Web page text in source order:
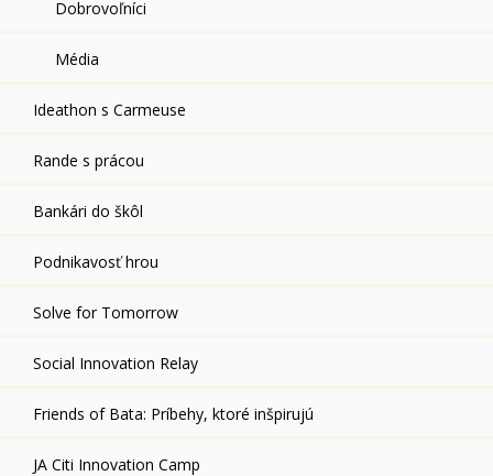
Dobrovoľníci
Média
Ideathon s Carmeuse
Rande s prácou
Bankári do škôl
Podnikavosť hrou
Solve for Tomorrow
Social Innovation Relay
Friends of Bata: Príbehy, ktoré inšpirujú
JA Citi Innovation Camp